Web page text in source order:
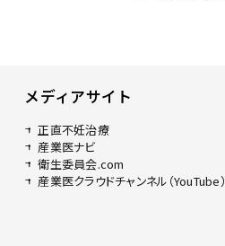
メディアサイト
正直不妊治療
産業医ナビ
衛生委員会.com
産業医クラウドチャンネル（YouTube）